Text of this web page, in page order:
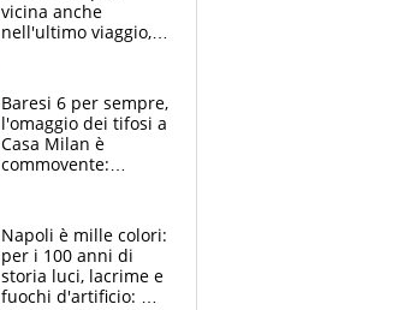
vicina anche
nell'ultimo viaggio,
circondati
dall'affetto dei tifosi
Baresi 6 per sempre,
l'omaggio dei tifosi a
Casa Milan è
commovente:
bigliettini
Napoli è mille colori:
per i 100 anni di
storia luci, lacrime e
fuochi d'artificio: De